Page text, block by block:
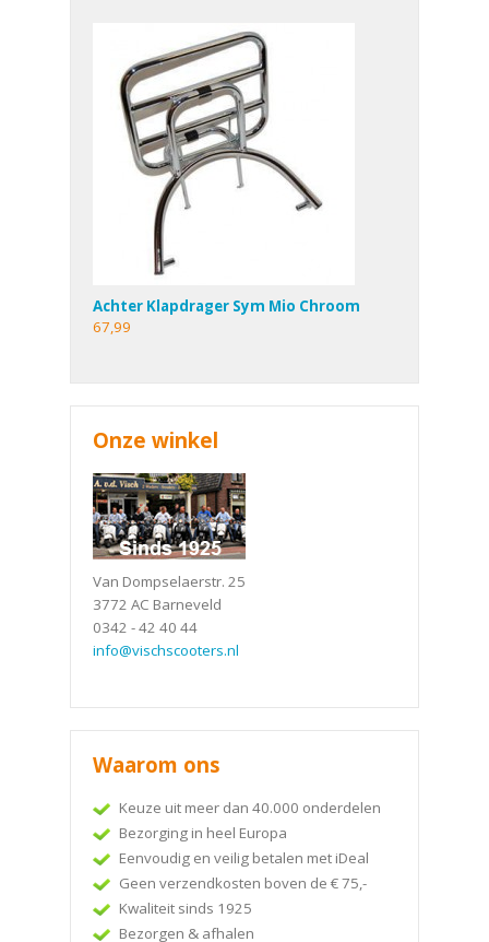
Achter Klapdrager Sym Mio Chroom
67,99
Onze winkel
Van Dompselaerstr. 25
3772 AC Barneveld
0342 - 42 40 44
info@vischscooters.nl
Waarom ons
Keuze uit meer dan 40.000 onderdelen
Bezorging in heel Europa
Eenvoudig en veilig betalen met iDeal
Geen verzendkosten boven de € 75,-
Kwaliteit sinds 1925
Bezorgen & afhalen